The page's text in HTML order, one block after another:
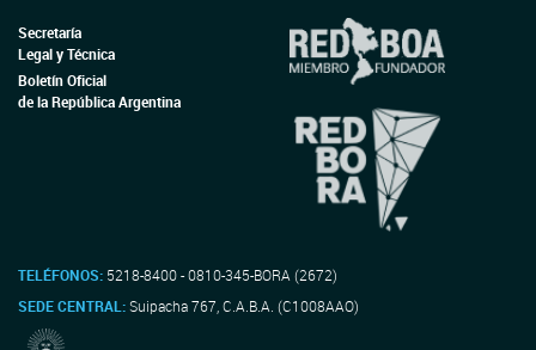
Secretaría
Legal y Técnica
Boletín Oficial
de la República Argentina
TELÉFONOS: 5218-8400 - 0810-345-BORA (2672)
SEDE CENTRAL:Suipacha 767, C.A.B.A. (C1008AAO)